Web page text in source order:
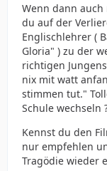
Wenn dann
du auf der
Englischlehrer (
Gloria" ) zu der
richtigen
nix mit watt
stimmen tut."
Schule wechseln
Kennst du den
nur empfehlen
Tragödie wieder